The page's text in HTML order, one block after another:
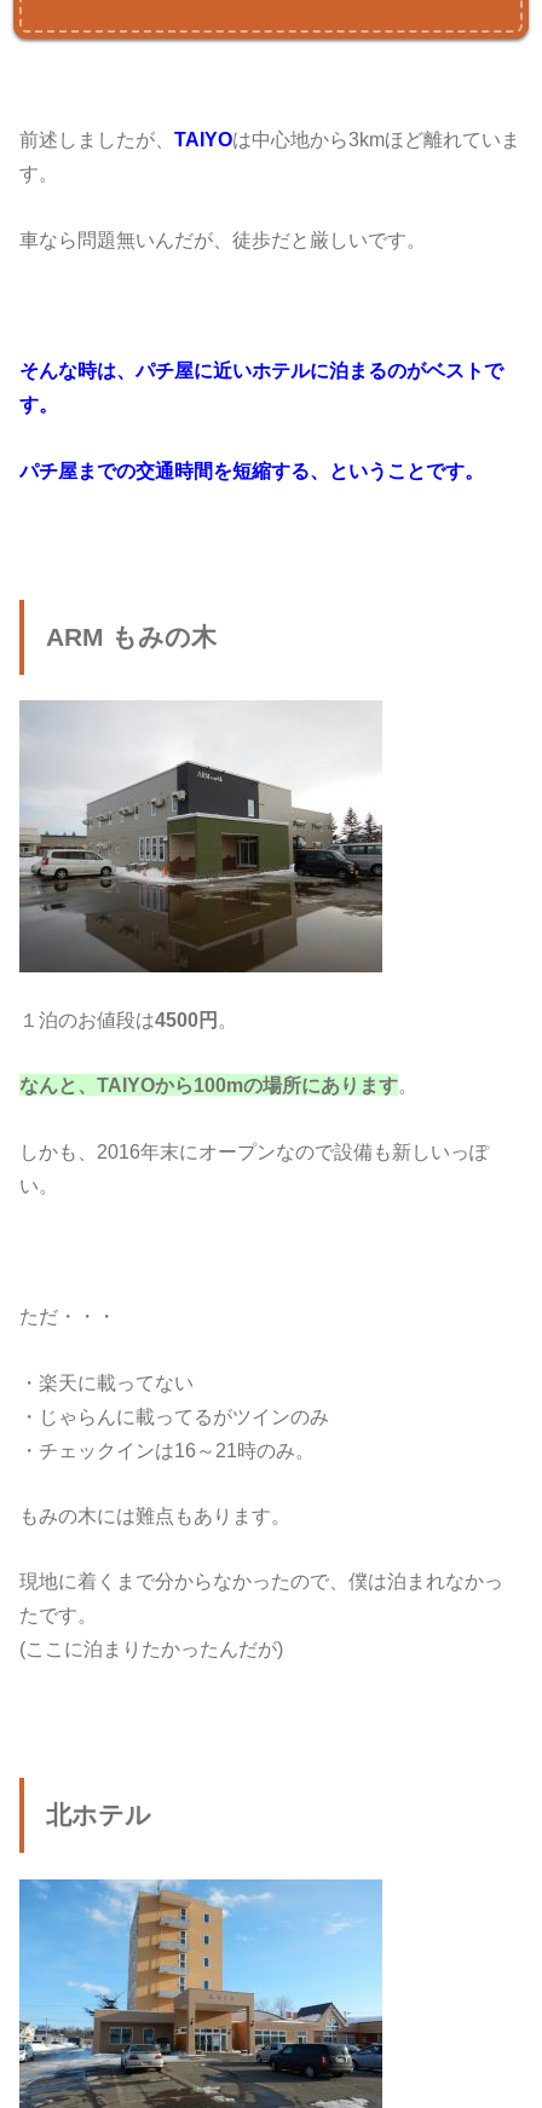
前述しましたが、TAIYOは中心地から3kmほど離れていま
す。
車なら問題無いんだが、徒歩だと厳しいです。
そんな時は、パチ屋に近いホテルに泊まるのがベストで
す。
パチ屋までの交通時間を短縮する、ということです。
ARM もみの木
１泊のお値段は4500円 。
なんと、TAIYOから100mの場所にあります。
しかも、2016年末にオープンなので設備も新しいっぽ
い。
ただ・・・
・楽天に載ってない
・じゃらんに載ってるがツインのみ
・チェックインは16～21時のみ。
もみの木には難点もあります。
現地に着くまで分からなかったので、僕は泊まれなかっ
たです。
(ここに泊まりたかったんだが)
北ホテル